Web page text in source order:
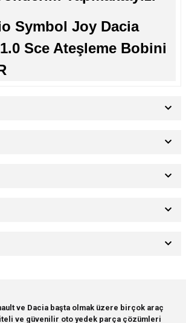
Symbol Joy Dacia
Sce Ateşleme Bobini
resim, ürün açıklamalarında ve diğer konularda
öneri formunu kullanarak tarafımıza
bozuk veya görüntülenemiyor.
eksik bilgiler bulunuyor.
ve Dacia başta olmak üzere birçok araç
ve güvenilir oto yedek parça çözümleri